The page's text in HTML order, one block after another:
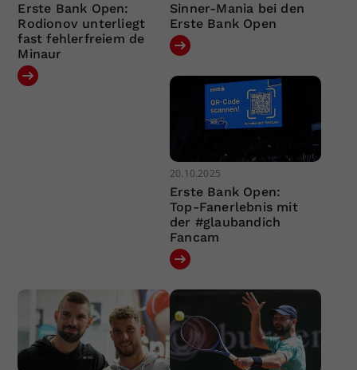
Erste Bank Open:
Rodionov unterliegt
fast fehlerfreiem de
Minaur
Sinner-Mania bei den
Erste Bank Open
20.10.2025
Erste Bank Open:
Top-Fanerlebnis mit
der #glaubandich
Fancam